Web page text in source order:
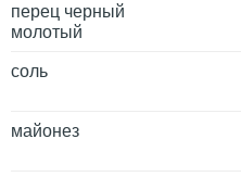
перец черный
молотый
соль
майонез